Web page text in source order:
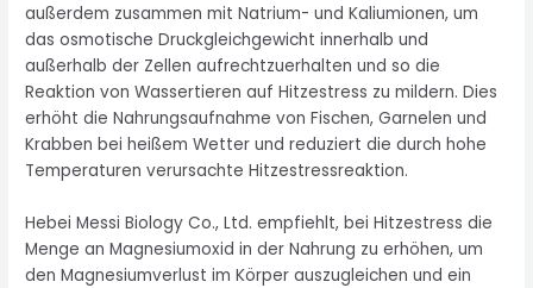
außerdem zusammen mit Natrium- und Kaliumionen, um
das osmotische Druckgleichgewicht innerhalb und
außerhalb der Zellen aufrechtzuerhalten und so die
Reaktion von Wassertieren auf Hitzestress zu mildern. Dies
erhöht die Nahrungsaufnahme von Fischen, Garnelen und
Krabben bei heißem Wetter und reduziert die durch hohe
Temperaturen verursachte Hitzestressreaktion.
Hebei Messi Biology Co., Ltd. empfiehlt, bei Hitzestress die
Menge an Magnesiumoxid in der Nahrung zu erhöhen, um
den Magnesiumverlust im Körper auszugleichen und ein